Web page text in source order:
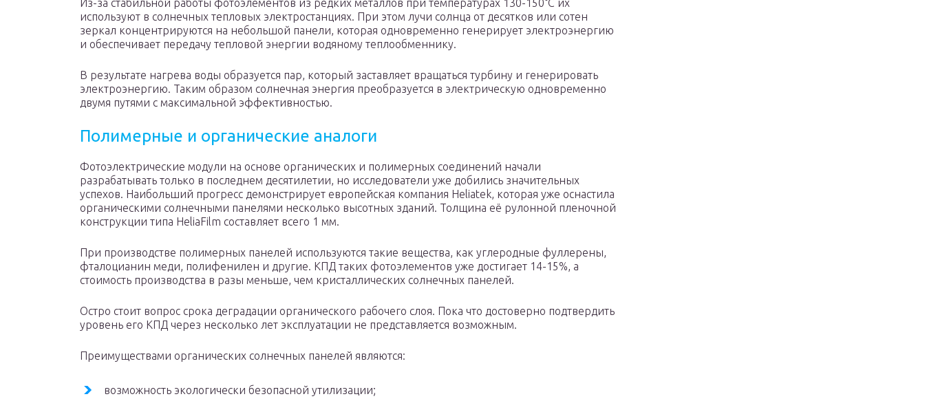
Из-за стабильной работы фотоэлементов из редких металлов при температурах 130-150°C их
используют в солнечных тепловых электростанциях. При этом лучи солнца от десятков или сотен
зеркал концентрируются на небольшой панели, которая одновременно генерирует электроэнергию
и обеспечивает передачу тепловой энергии водяному теплообменнику.
В результате нагрева воды образуется пар, который заставляет вращаться турбину и генерировать
электроэнергию. Таким образом солнечная энергия преобразуется в электрическую одновременно
двумя путями с максимальной эффективностью.
Полимерные и органические аналоги
Фотоэлектрические модули на основе органических и полимерных соединений начали
разрабатывать только в последнем десятилетии, но исследователи уже добились значительных
успехов. Наибольший прогресс демонстрирует европейская компания Heliatek, которая уже оснастила
органическими солнечными панелями несколько высотных зданий. Толщина её рулонной пленочной
конструкции типа HeliaFilm составляет всего 1 мм.
При производстве полимерных панелей используются такие вещества, как углеродные фуллерены,
фталоцианин меди, полифенилен и другие. КПД таких фотоэлементов уже достигает 14-15%, а
стоимость производства в разы меньше, чем кристаллических солнечных панелей.
Остро стоит вопрос срока деградации органического рабочего слоя. Пока что достоверно подтвердить
уровень его КПД через несколько лет эксплуатации не представляется возможным.
Преимуществами органических солнечных панелей являются:
возможность экологически безопасной утилизации;